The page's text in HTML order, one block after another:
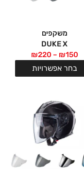
משקפים
DUKE X
₪150
–
₪220
בחר אפשרויות